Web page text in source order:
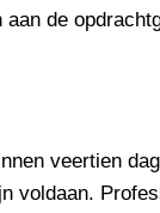
aan de
veertien
voldaan.